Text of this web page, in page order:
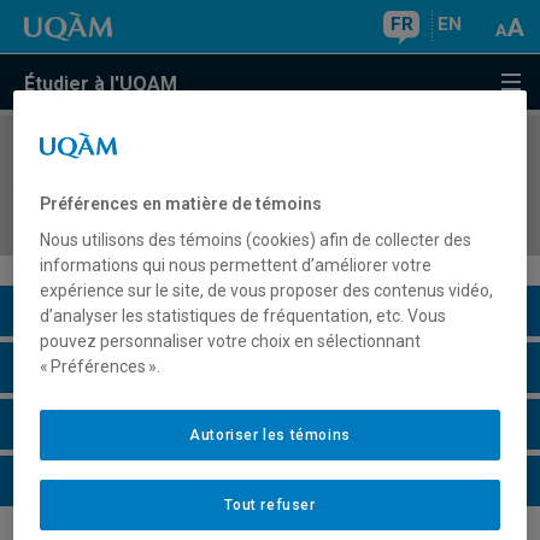
FR EN
Étudier à l'UQAM
COURS//
professionnel
Description du cours
Horaire - Été 2026
Horaire - Automne 2026
Horaire - Hiver 2027
Préférences en matière de témoins
Nous utilisons des témoins (cookies) afin de collecter des
informations qui nous permettent d’améliorer votre
expérience sur le site, de vous proposer des contenus vidéo,
d’analyser les statistiques de fréquentation, etc. Vous
pouvez personnaliser votre choix en sélectionnant
« Préférences ».
Tout refuser
Autoriser les témoins